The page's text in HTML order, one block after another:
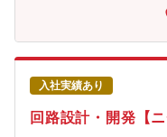
を深めるために、好奇心
スキルアップを実現した
評価などを対応していた
部品の選定および技術検
型更新時の図面および製
な数多くの取引先様の「
す。【生産技術】（1）新
レースに伴ったシステム
件の要件定義・基本設計
中生産装置のシステム保
入社実績あり
回路設計・開発【